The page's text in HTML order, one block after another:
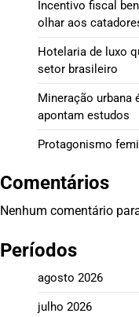
Incentivo fiscal
olhar aos
Hotelaria de luxo
setor brasileiro
Mineração urbana
apontam estudos
Protagonismo
Comentários
Nenhum comentário
Períodos
agosto 2026
julho 2026